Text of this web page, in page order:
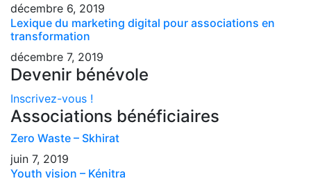
décembre 6, 2019
Lexique du marketing digital pour associations en
transformation
décembre 7, 2019
Devenir bénévole
Inscrivez-vous !
Associations bénéficiaires
Zero Waste – Skhirat
juin 7, 2019
Youth vision – Kénitra